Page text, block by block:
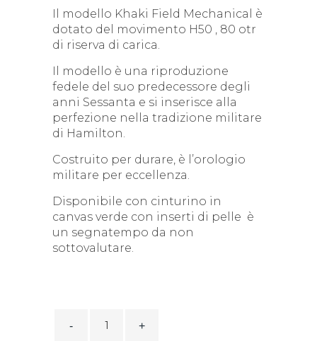
Il modello Khaki Field Mechanical è
dotato del movimento H50 , 80 otr
di riserva di carica.
Il modello è una riproduzione
fedele del suo predecessore degli
anni Sessanta e si inserisce alla
perfezione nella tradizione militare
di Hamilton.
Costruito per durare, è l’orologio
militare per eccellenza.
Disponibile con cinturino in
canvas verde con inserti di pelle è
un segnatempo da non
sottovalutare.
Field